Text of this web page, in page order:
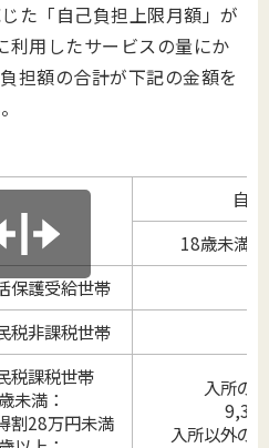
た「自己負担上限月額」が
利用したサービスの量にか
担額の合計が下記の金額を
自
18歳未満
保護受給世帯
税非課税世帯
税課税世帯
未満：
割28万円未満
入所の
入所以外の